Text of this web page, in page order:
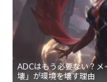
ADCはもう必要ない？メ
壊」が環境を壊す理由